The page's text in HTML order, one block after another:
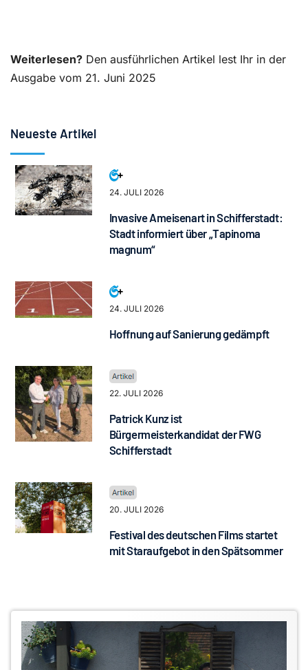
Weiterlesen? Den ausführlichen Artikel lest Ihr in der
Ausgabe vom 21. Juni 2025
Neueste Artikel
24. JULI 2026
Invasive Ameisenart in Schifferstadt:
Stadt informiert über „Tapinoma
magnum“
24. JULI 2026
Hoffnung auf Sanierung gedämpft
22. JULI 2026
Patrick Kunz ist
Bürgermeisterkandidat der FWG
Schifferstadt
20. JULI 2026
Festival des deutschen Films startet
mit Staraufgebot in den Spätsommer